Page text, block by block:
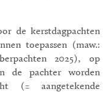
de kerstdagpachten
toepassen (maw.:
2025), op
de pachter worden
(= aangetekende